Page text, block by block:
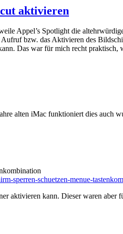
aktivieren
Appel’s Spotlight die
bzw. das Aktivieren des
Das war für mich recht
alten iMac funktioniert dies auch
sperren-schuetzen-menue-
aktivieren kann. Dieser waren